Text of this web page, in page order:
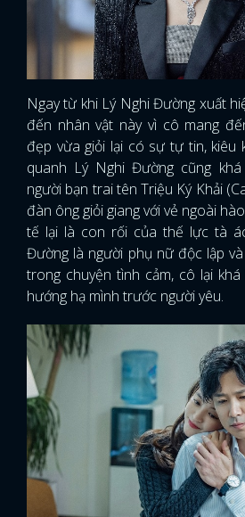
Ngay từ khi Lý Nghi Đường xuất
đến nhân vật này vì cô mang
đẹp vừa giỏi lại có sự tự tin, kiêu
quanh Lý Nghi Đường cũng
người bạn trai tên Triệu Ký Khải
đàn ông giỏi giang với vẻ ngoài
tế lại là con rối của thế lực tà
Đường là người phụ nữ độc lập
trong chuyện tình cảm, cô lại
hướng hạ mình trước người yêu.